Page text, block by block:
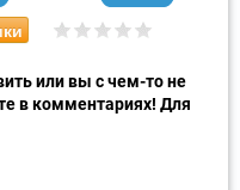
или вы с чем-то не
в комментариях! Для